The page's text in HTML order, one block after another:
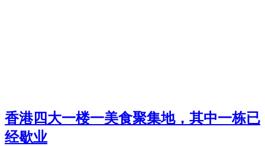
香港四大一楼一美食聚集地，其中一栋已
经歇业